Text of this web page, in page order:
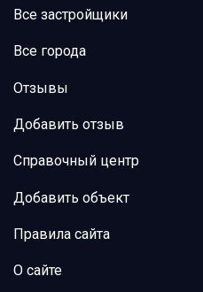
Все застройщики
Все города
Отзывы
Добавить отзыв
Справочный центр
Добавить объект
Правила сайта
О сайте